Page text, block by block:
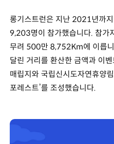
롱기스트런은 지난 2021년까
9,203명이 참가했습니다. 참가
무려 500만 8,752Km에 이릅니
달린 거리를 환산한 금액과 이
매립지와 국립신시도자연휴양
포레스트’를 조성했습니다.